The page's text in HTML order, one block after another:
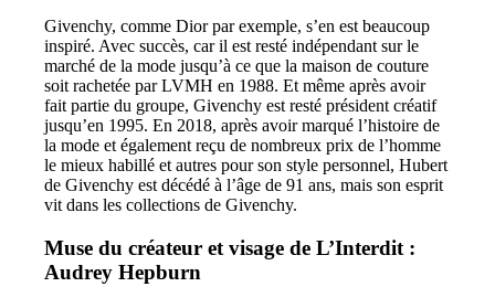
Givenchy, comme Dior par exemple, s’en est beaucoup
inspiré. Avec succès, car il est resté indépendant sur le
marché de la mode jusqu’à ce que la maison de couture
soit rachetée par LVMH en 1988. Et même après avoir
fait partie du groupe, Givenchy est resté président créatif
jusqu’en 1995. En 2018, après avoir marqué l’histoire de
la mode et également reçu de nombreux prix de l’homme
le mieux habillé et autres pour son style personnel, Hubert
de Givenchy est décédé à l’âge de 91 ans, mais son esprit
vit dans les collections de Givenchy.
Muse du créateur et visage de L’Interdit :
Audrey Hepburn